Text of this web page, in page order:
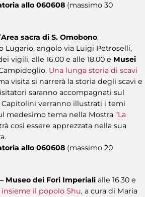
allo 060608 (massimo 30
Area sacra di S. Omobono,
angolo via Luigi Petroselli,
vigili, alle 16.00 e alle 18.00 e Musei
Una lunga storia di scavi
visita si narrerà la storia degli scavi e
saranno accompagnati sul
Capitolini verranno illustrati i temi
medesimo tema nella Mostra "La
così essere apprezzata nella sua
allo 060608 (massimo 20
Museo dei Fori Imperiali alle 16.30 e
insieme il popolo Shu, a cura di Maria